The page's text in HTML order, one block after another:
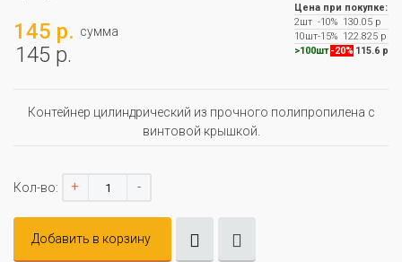
145 р. сумма
145 р.
Цена при покупке:
2шт -10% 130.05 р
10шт-15% 122.825 р
>100шт -20% 115.6 р
Контейнер цилиндрический из прочного полипропилена с
винтовой крышкой.
Кол-во: + -
Добавить в корзину